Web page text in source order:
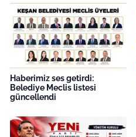
Haberimiz ses getirdi:
Belediye Meclis listesi
güncellendi